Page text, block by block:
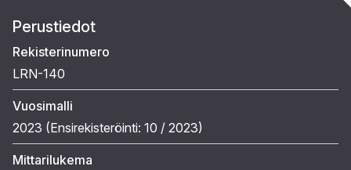
Perustiedot
Rekisterinumero
LRN-140
Vuosimalli
2023 (Ensirekisteröinti: 10 / 2023)
Mittarilukema